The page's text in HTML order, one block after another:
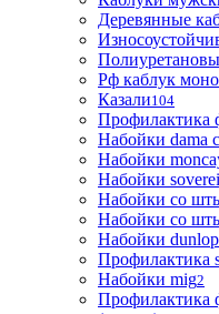
Деревянные
Рф каблук
Казали104
Профилактика
Набойки dama
Набойки
Набойки
Набойки со
Набойки со
Набойки dunlop
Профилактика
Набойки mig2
Профилактика